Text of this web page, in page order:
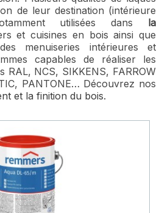
de leur destination (intérieure
utilisées dans la
et cuisines en bois ainsi que
menuiseries intérieures et
capables de réaliser les
RAL, NCS, SIKKENS, FARROW
PANTONE… Découvrez nos
et la finition du bois.